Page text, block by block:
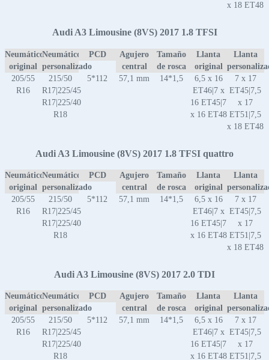
x 18 ET48
Audi A3 Limousine (8VS) 2017 1.8 TFSI
Neumático
original
Neumático
personalizado
PCD
Agujero
central
Tamaño
de rosca
Llanta
original
Llanta
205/55
R16
215/50
R17|225/45
R17|225/40
R18
5*112 57,1 mm 14*1,5
6,5 x 16
ET46|7 x
16 ET45|7
x 16 ET48
7 x 17
ET45|7,5
x 17
ET51|7,5
x 18 ET48
Audi A3 Limousine (8VS) 2017 1.8 TFSI quattro
Neumático
original
Neumático
personalizado
PCD
Agujero
central
Tamaño
de rosca
Llanta
original
Llanta
205/55
R16
215/50
R17|225/45
R17|225/40
R18
5*112 57,1 mm 14*1,5
6,5 x 16
ET46|7 x
16 ET45|7
x 16 ET48
7 x 17
ET45|7,5
x 17
ET51|7,5
x 18 ET48
Audi A3 Limousine (8VS) 2017 2.0 TDI
Neumático
original
Neumático
personalizado
PCD
Agujero
central
Tamaño
de rosca
Llanta
original
Llanta
205/55
R16
215/50
R17|225/45
R17|225/40
R18
5*112 57,1 mm 14*1,5
6,5 x 16
ET46|7 x
16 ET45|7
x 16 ET48
7 x 17
ET45|7,5
x 17
ET51|7,5